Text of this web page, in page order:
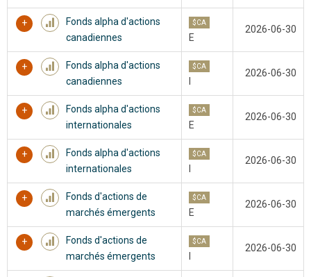
Fonds alpha d'actions
canadiennes
$CA
E
2026-06-30
Fonds alpha d'actions
canadiennes
$CA
2026-06-30
Fonds alpha d'actions
internationales
$CA
E
2026-06-30
Fonds alpha d'actions
internationales
$CA
2026-06-30
Fonds d'actions de
marchés émergents
$CA
E
2026-06-30
Fonds d'actions de
marchés émergents
$CA
2026-06-30